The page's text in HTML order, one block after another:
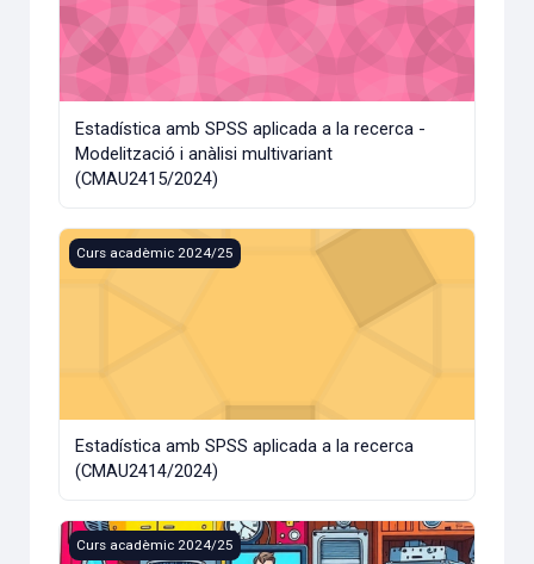
Estadística amb SPSS aplicada a la recerca -
Modelització i anàlisi multivariant
(CMAU2415/2024)
Estadística amb SPSS aplicada a la recerca (CMAU2414/
Curs acadèmic 2024/25
Estadística amb SPSS aplicada a la recerca
(CMAU2414/2024)
Eines digitals per dinamitzar la docència (CMAU2413/2024)
Curs acadèmic 2024/25